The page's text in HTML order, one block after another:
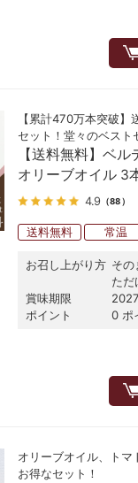
【累計470万本突破
セット！堂々のベスト
【送料無料】ベ
オリーブオイル 3
4.9 （88）
送料無料 常温
お召し上がり方 その
ただ
賞味期限
ポイント
0 ポ
オリーブオイル、トマ
お得なセット！